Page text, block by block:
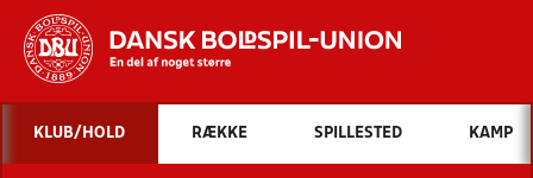
Hvad vil du søge efter?
INDHOLD OG NYHEDER
KLUB/HOLD RÆKKE SPILLESTED KAMP